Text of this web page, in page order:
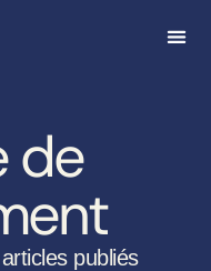
de
publiés